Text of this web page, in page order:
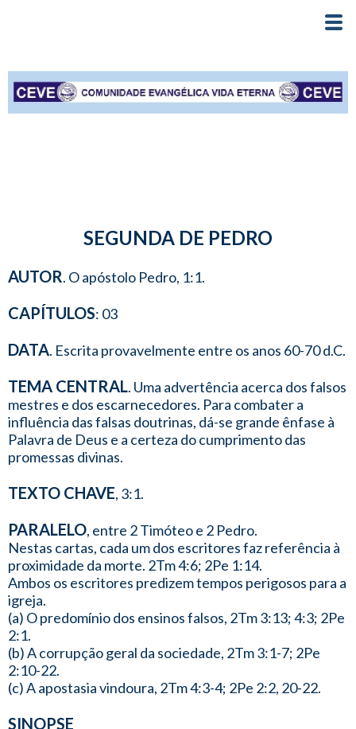
SEGUNDA DE PEDRO
AUTOR. O apóstolo Pedro, 1:1.
CAPÍTULOS: 03
DATA. Escrita provavelmente entre os anos 60-70 d.C.
TEMA CENTRAL. Uma advertência acerca dos falsos
mestres e dos escarnecedores. Para combater a
influência das falsas doutrinas, dá-se grande ênfase à
Palavra de Deus e a certeza do cumprimento das
promessas divinas.
TEXTO CHAVE, 3:1.
PARALELO, entre 2 Timóteo e 2 Pedro.
Nestas cartas, cada um dos escritores faz referência à
proximidade da morte. 2Tm 4:6; 2Pe 1:14.
Ambos os escritores predizem tempos perigosos para a
igreja.
(a) O predomínio dos ensinos falsos, 2Tm 3:13; 4:3; 2Pe
2:1.
(b) A corrupção geral da sociedade, 2Tm 3:1-7; 2Pe
2:10-22.
(c) A apostasia vindoura, 2Tm 4:3-4; 2Pe 2:2, 20-22.
SINOPSE